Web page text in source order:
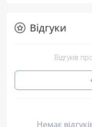
Відгуки
Відгуків
Немає